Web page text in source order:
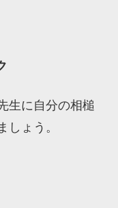
生に自分の相槌
しょう。